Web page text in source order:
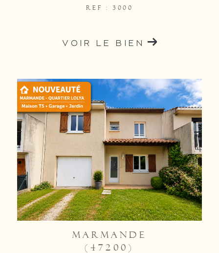
REF : 3000
VOIR LE BIEN
MARMANDE
(47200)